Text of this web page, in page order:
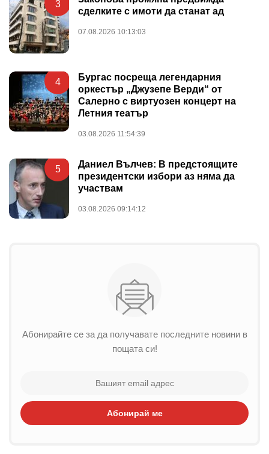
3
сделките с имоти да станат ад
07.08.2026 10:13:03
4
Бургас посреща легендарния
оркестър „Джузепе Верди“ от
Салерно с виртуозен концерт на
Летния театър
03.08.2026 11:54:39
5
Даниел Вълчев: В предстоящите
президентски избори аз няма да
участвам
03.08.2026 09:14:12
Абонирайте се за да получавате последните новини в
пощата си!
Абонирай ме